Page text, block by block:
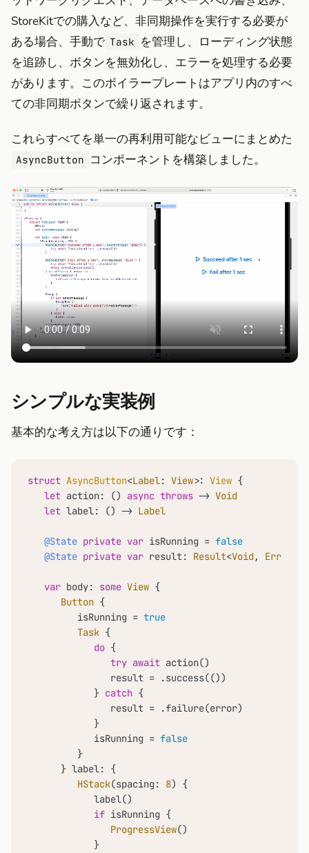
StoreKitでの購入など、非同期操作を実行する必要が
ある場合、手動で Task を管理し、ローディング状態
を追跡し、ボタンを無効化し、エラーを処理する必要
があります。このボイラープレートはアプリ内のすべ
ての非同期ボタンで繰り返されます。
これらすべてを単一の再利用可能なビューにまとめた
AsyncButton コンポーネントを構築しました。
シンプルな実装例
基本的な考え方は以下の通りです：
struct AsyncButton<Label: View>: View {
let action: () async throws -> Void
let label: () -> Label
@State private var isRunning = false
@State private var result: Result<Void, Error
var body: some View {
Button {
         isRunning
= true
Task {
do {
try await action()
               result
= .success(())
            }
catch {
               result
= .failure(error)
            }
            isRunning
= false
         }
      } label: {
HStack(spacing: 8) {
            label()
if isRunning {
ProgressView()
            }